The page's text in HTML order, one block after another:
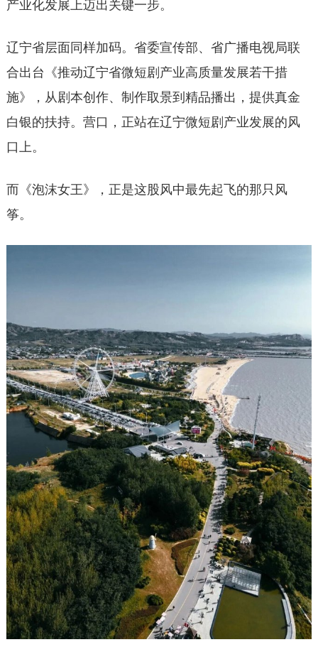
产业化发展上迈出关键一步。
辽宁省层面同样加码。省委宣传部、省广播电视局联
合出台《推动辽宁省微短剧产业高质量发展若干措
施》，从剧本创作、制作取景到精品播出，提供真金
白银的扶持。营口，正站在辽宁微短剧产业发展的风
口上。
而《泡沫女王》，正是这股风中最先起飞的那只风
筝。